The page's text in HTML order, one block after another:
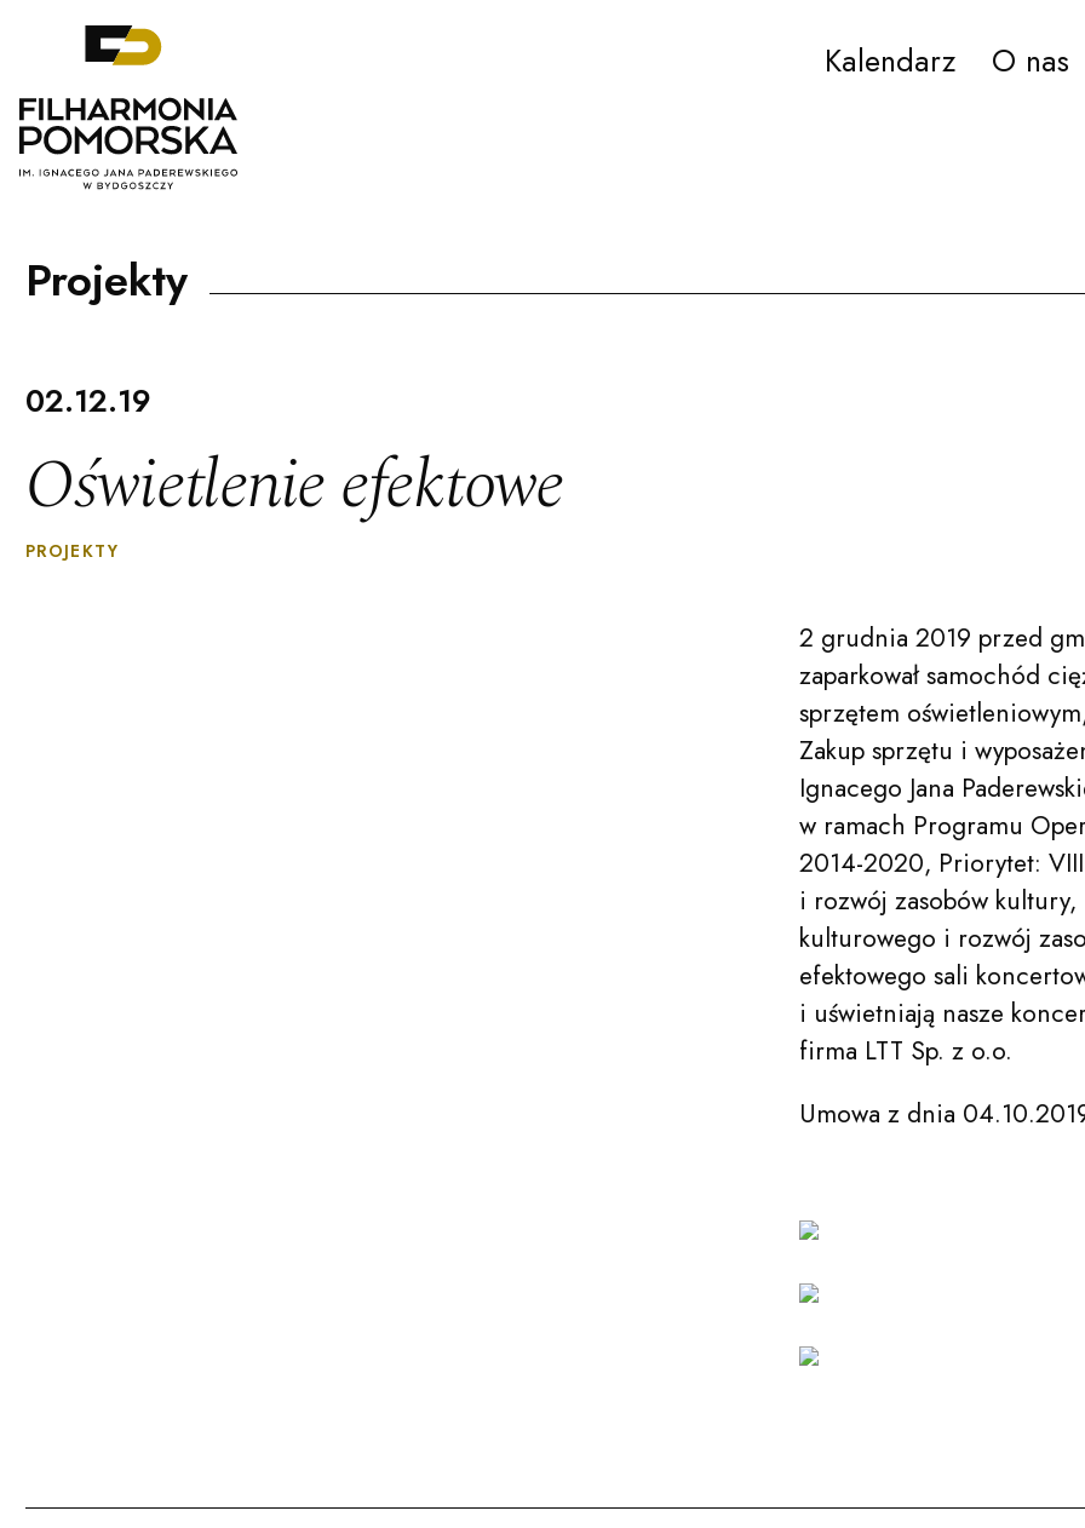
Filharmonia Pomorska im. Ignacego Jana Paderewskiego w Bydgoszczy
Kalendarz O nas
Filharmonia Pomorska im. Ignacego Jana Paderewskiego w Bydgoszczy
Kalendarz
O nas
Edukacja
Festiwale
Aktualności
Projekty
02.12.19
Oświetlenie efektowe
PROJEKTY
2 grudnia 2019 przed
zaparkował samochód
sprzętem
Zakup sprzętu i
Ignacego Jana
w ramach Programu
2014-2020, Priorytet:
i rozwój zasobów
kulturowego i rozwój
efektowego sali
i uświetniają nasze
firma LTT Sp. z o.o.
Umowa z dnia